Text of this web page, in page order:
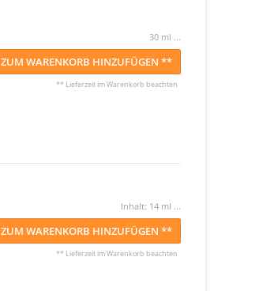
30 ml ...
ZUM WARENKORB HINZUFÜGEN **
** Lieferzeit im Warenkorb beachten
Inhalt: 14 ml ...
ZUM WARENKORB HINZUFÜGEN **
** Lieferzeit im Warenkorb beachten